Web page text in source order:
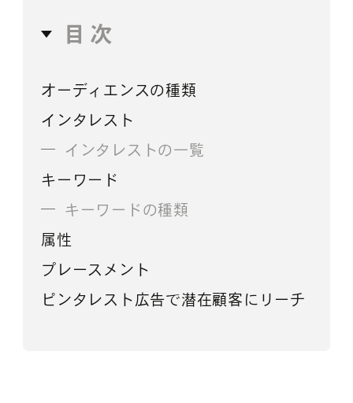
目次
オーディエンスの種類
インタレスト
インタレストの一覧
キーワード
キーワードの種類
属性
プレースメント
ピンタレスト広告で潜在顧客にリーチ